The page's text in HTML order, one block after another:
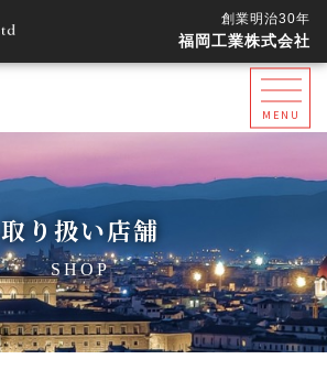
創業明治30年
福岡工業株式会社
MENU
取り扱い店舗
SHOP